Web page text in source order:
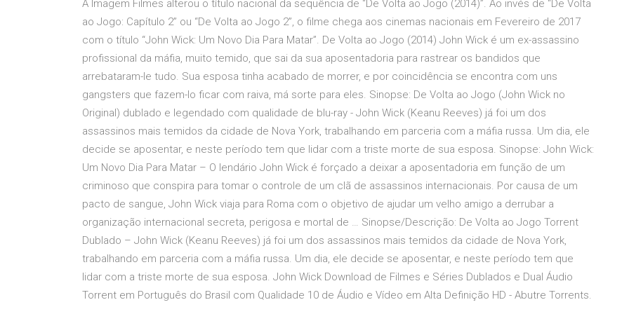
A Imagem Filmes alterou o título nacional da sequência de “De Volta ao Jogo (2014)”. Ao invés de “De Volta
ao Jogo: Capítulo 2” ou “De Volta ao Jogo 2”, o filme chega aos cinemas nacionais em Fevereiro de 2017
com o título “John Wick: Um Novo Dia Para Matar”. De Volta ao Jogo (2014) John Wick é um ex-assassino
profissional da máfia, muito temido, que sai da sua aposentadoria para rastrear os bandidos que
arrebataram-le tudo. Sua esposa tinha acabado de morrer, e por coincidência se encontra com uns
gangsters que fazem-lo ficar com raiva, má sorte para eles. Sinopse: De Volta ao Jogo (John Wick no
Original) dublado e legendado com qualidade de blu-ray - John Wick (Keanu Reeves) já foi um dos
assassinos mais temidos da cidade de Nova York, trabalhando em parceria com a máfia russa. Um dia, ele
decide se aposentar, e neste período tem que lidar com a triste morte de sua esposa. Sinopse: John Wick:
Um Novo Dia Para Matar – O lendário John Wick é forçado a deixar a aposentadoria em função de um
criminoso que conspira para tomar o controle de um clã de assassinos internacionais. Por causa de um
pacto de sangue, John Wick viaja para Roma com o objetivo de ajudar um velho amigo a derrubar a
organização internacional secreta, perigosa e mortal de … Sinopse/Descrição: De Volta ao Jogo Torrent
Dublado – John Wick (Keanu Reeves) já foi um dos assassinos mais temidos da cidade de Nova York,
trabalhando em parceria com a máfia russa. Um dia, ele decide se aposentar, e neste período tem que
lidar com a triste morte de sua esposa. John Wick Download de Filmes e Séries Dublados e Dual Áudio
Torrent em Português do Brasil com Qualidade 10 de Áudio e Vídeo em Alta Definição HD - Abutre Torrents.